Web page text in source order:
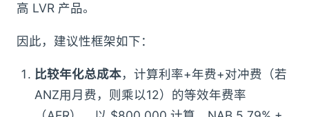
高 LVR 产品。
因此，建议性框架如下：
比较年化总成本，计算利率+年费+对冲费（若
ANZ用月费，则乘以12）的等效年费率